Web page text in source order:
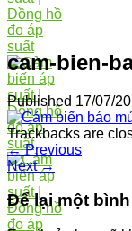
cam-bien-
Published 17/07/
Trackbacks are
←Previous
Next→
Để lại một